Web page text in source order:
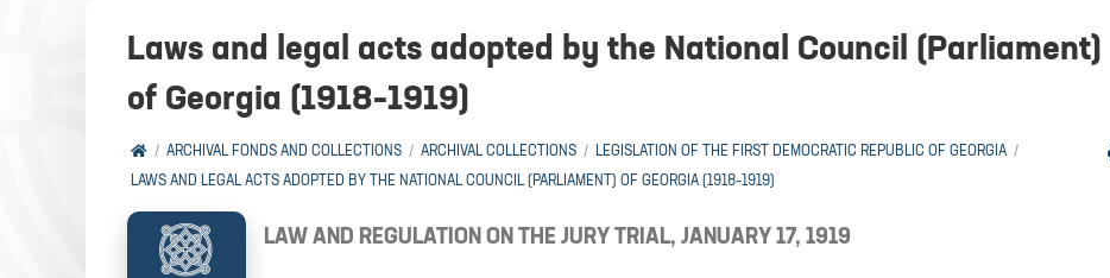
Laws and legal acts adopted by the National Council (Parliament)
of Georgia (1918–1919)
ARCHIVAL FONDS AND COLLECTIONS ARCHIVAL COLLECTIONS
LEGISLATION OF THE FIRST DEMOCRATIC REPUBLIC OF GEORGIA
LAWS AND LEGAL ACTS ADOPTED BY THE NATIONAL COUNCIL (PARLIAMENT) OF GEORGIA (1918–1919)
LAW AND REGULATION ON THE JURY TRIAL, JANUARY 17, 1919